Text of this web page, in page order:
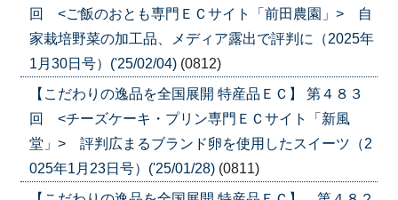
回 <ご飯のおとも専門ＥＣサイト「前田農園」> 自
家栽培野菜の加工品、メディア露出で評判に（2025年
1月30日号）('25/02/04) (0812)
【こだわりの逸品を全国展開 特産品ＥＣ】 第４８３
回 <チーズケーキ・プリン専門ＥＣサイト「新風
堂」> 評判広まるブランド卵を使用したスイーツ（2
025年1月23日号）('25/01/28) (0811)